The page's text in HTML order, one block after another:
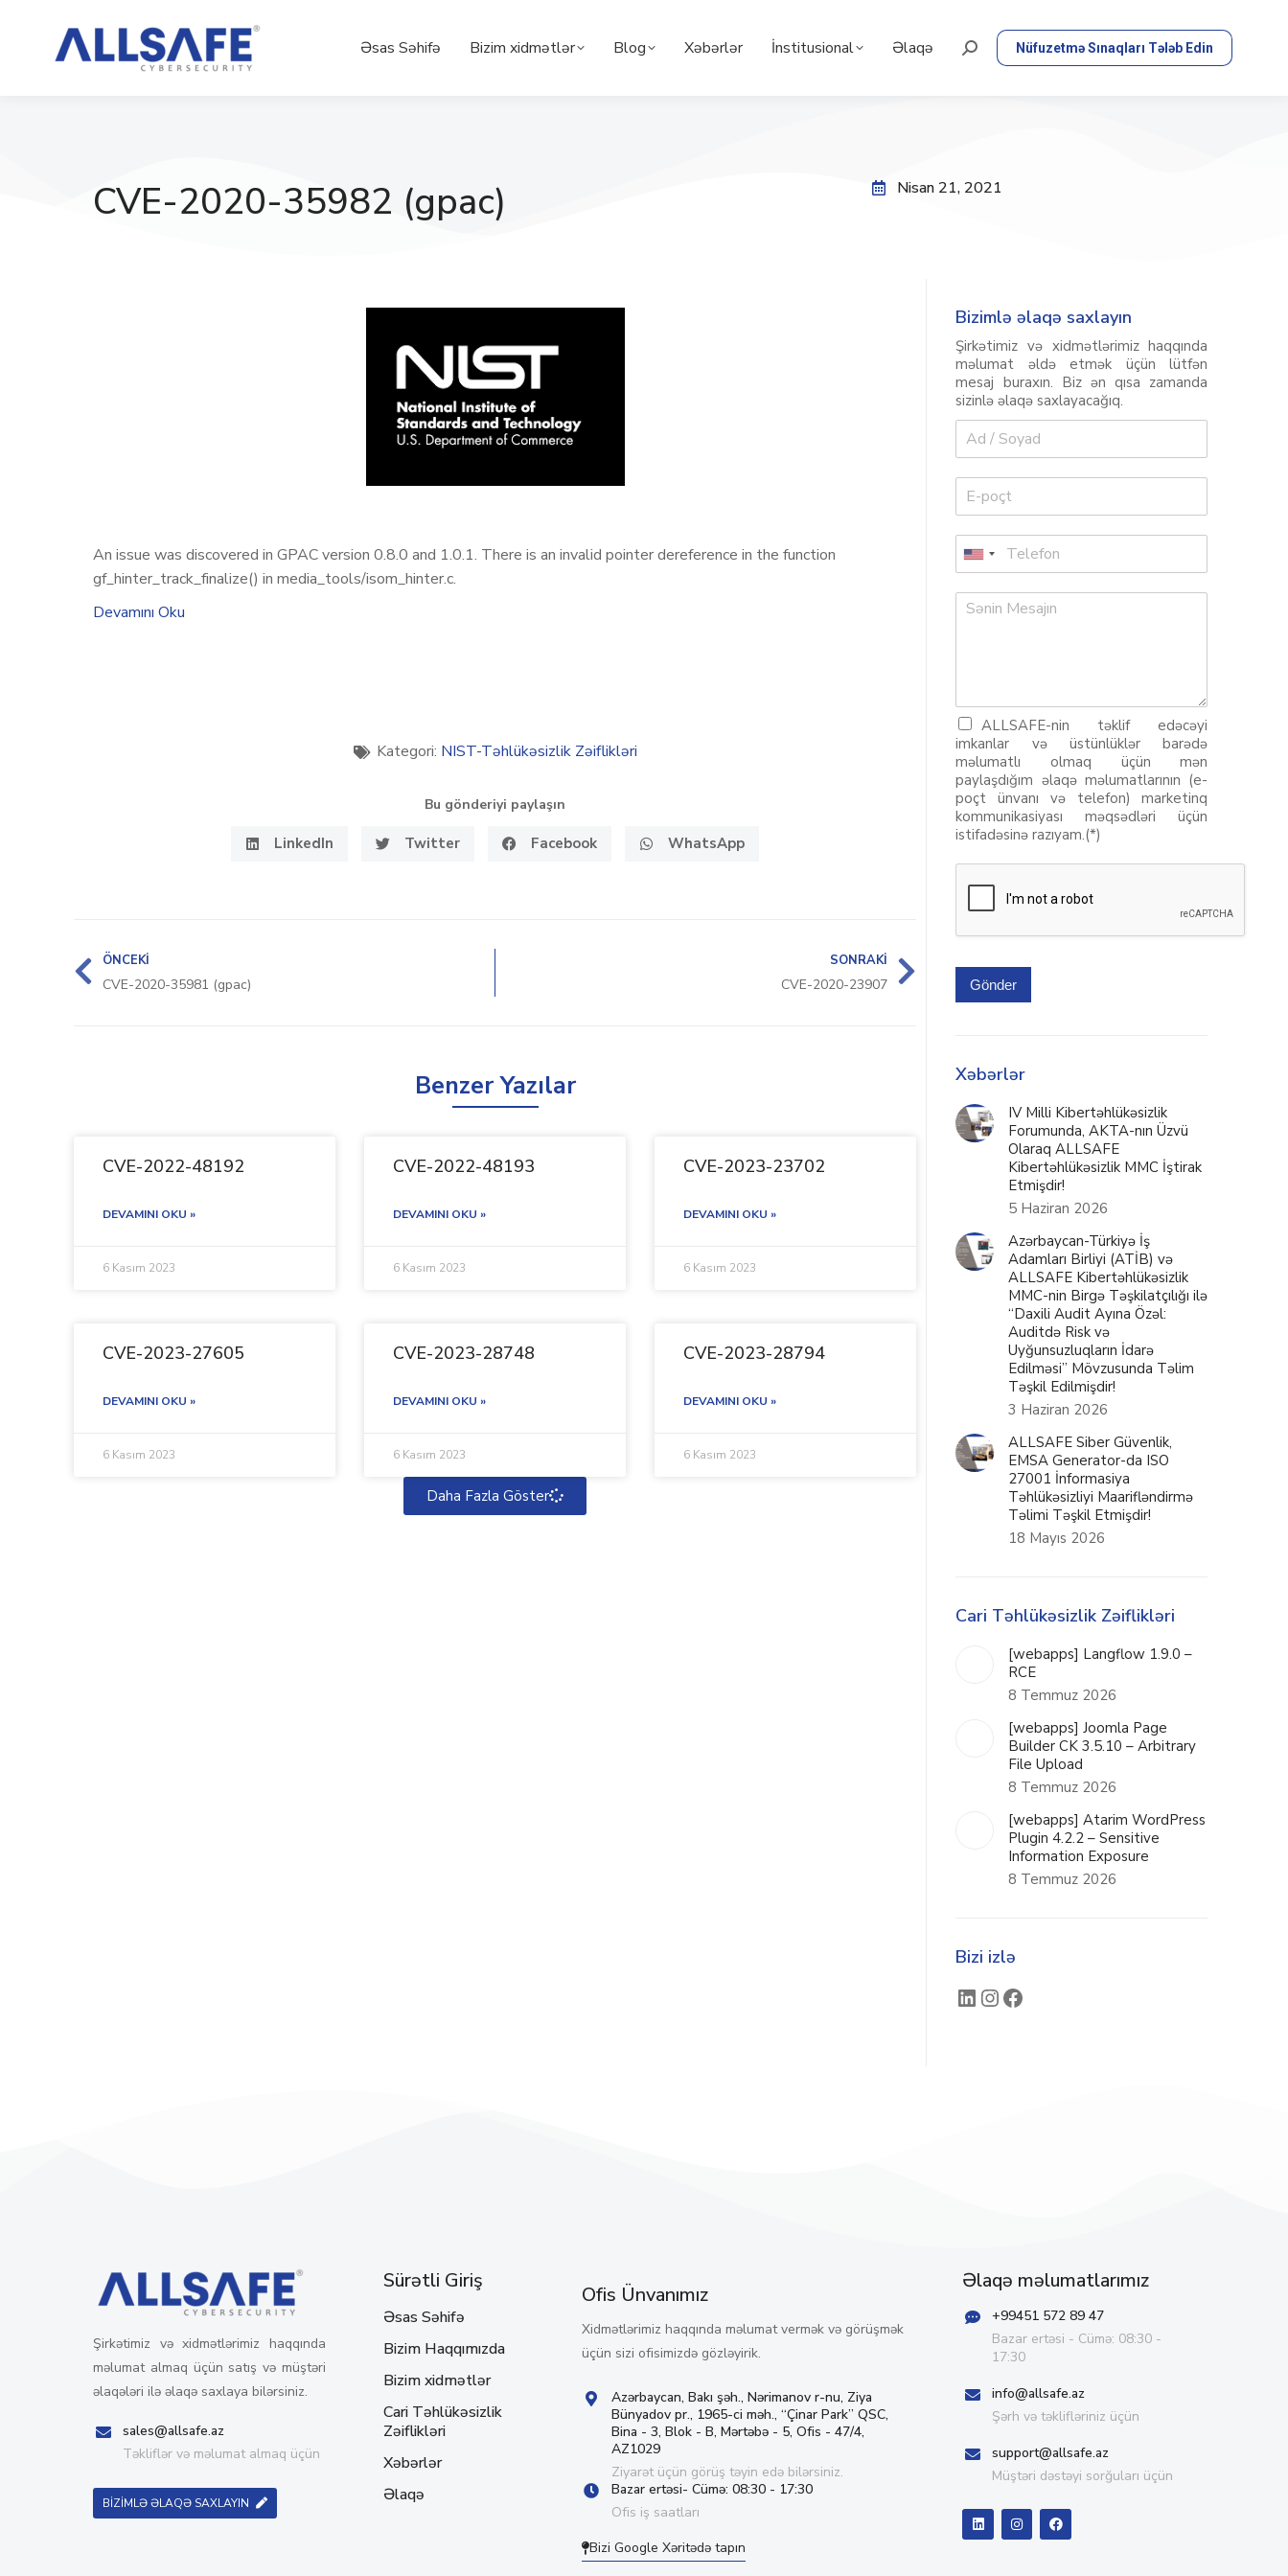
Əsas Səhifə Bizim xidmətlər Blog Xəbərlər İnstitusional Əlaqə Nüfuzetmə Sınaqları Tələb Edin
CVE-2020-35982 (gpac) Nisan 21, 2021
An issue was discovered in GPAC version 0.8.0 and 1.0.1. There is an invalid pointer dereference in the function
gf_hinter_track_finalize() in media_tools/isom_hinter.c.
Devamını Oku
Kategori: NIST-Təhlükəsizlik Zəiflikləri
Bu gönderiyi paylaşın
LinkedIn Twitter Facebook WhatsApp
ÖNCEKI
CVE-2020-35981 (gpac)
SONRAKI
CVE-2020-23907
Benzer Yazılar
CVE-2022-48192
DEVAMINI OKU »
6 Kasım 2023
CVE-2022-48193
DEVAMINI OKU »
6 Kasım 2023
CVE-2023-23702
DEVAMINI OKU »
6 Kasım 2023
CVE-2023-27605
DEVAMINI OKU »
6 Kasım 2023
CVE-2023-28748
DEVAMINI OKU »
6 Kasım 2023
CVE-2023-28794
DEVAMINI OKU »
6 Kasım 2023
Daha Fazla Göster
Bizimlə əlaqə saxlayın
Şirkətimiz və xidmətlərimiz haqqında
məlumat əldə etmək üçün lütfən
mesaj buraxın. Biz ən qısa zamanda
sizinlə əlaqə saxlayacağıq.
ALLSAFE-nin təklif edəcəyi
imkanlar və üstünlüklər barədə
məlumatlı olmaq üçün mən
paylaşdığım əlaqə məlumatlarının (e-
poçt ünvanı və telefon) marketinq
kommunikasiyası məqsədləri üçün
istifadəsinə razıyam.(*)
Gönder
Xəbərlər
IV Milli Kibertəhlükəsizlik
Forumunda, AKTA-nın Üzvü
Olaraq ALLSAFE
Kibertəhlükəsizlik MMC İştirak
Etmişdir!
5 Haziran 2026
Azərbaycan-Türkiyə İş
Adamları Birliyi (ATİB) və
ALLSAFE Kibertəhlükəsizlik
MMC-nin Birgə Təşkilatçılığı ilə
“Daxili Audit Ayına Özəl:
Auditdə Risk və
Uyğunsuzluqların İdarə
Edilməsi” Mövzusunda Təlim
Təşkil Edilmişdir!
3 Haziran 2026
ALLSAFE Siber Güvenlik,
EMSA Generator-da ISO
27001 İnformasiya
Təhlükəsizliyi Maarifləndirmə
Təlimi Təşkil Etmişdir!
18 Mayıs 2026
Cari Təhlükəsizlik Zəiflikləri
[webapps] Langflow 1.9.0 –
RCE
8 Temmuz 2026
[webapps] Joomla Page
Builder CK 3.5.10 – Arbitrary
File Upload
8 Temmuz 2026
[webapps] Atarim WordPress
Plugin 4.2.2 – Sensitive
Information Exposure
8 Temmuz 2026
Bizi izlə
Şirkətimiz və xidmətlərimiz haqqında
məlumat almaq üçün satış və müştəri
əlaqələri ilə əlaqə saxlaya bilərsiniz.
sales@allsafe.az
Təkliflər və məlumat almaq üçün
BİZİMLƏ ƏLAQƏ SAXLAYIN
Sürətli Giriş
Əsas Səhifə
Bizim Haqqımızda
Bizim xidmətlər
Cari Təhlükəsizlik
Zəiflikləri
Xəbərlər
Əlaqə
Ofis Ünvanımız
Xidmətlərimiz haqqında məlumat vermək və görüşmək
üçün sizi ofisimizdə gözləyirik.
Azərbaycan, Bakı şəh., Nərimanov r-nu, Ziya
Bünyadov pr., 1965-ci məh., “Çinar Park” QSC,
Bina - 3, Blok - B, Mərtəbə - 5, Ofis - 47/4,
AZ1029
Ziyarət üçün görüş təyin edə bilərsiniz.
Bazar ertəsi- Cümə: 08:30 - 17:30
Ofis iş saatları
Bizi Google Xəritədə tapın
Əlaqə məlumatlarımız
+99451 572 89 47
Bazar ertəsi - Cümə: 08:30 -
17:30
info@allsafe.az
Şərh və təklifləriniz üçün
support@allsafe.az
Müştəri dəstəyi sorğuları üçün